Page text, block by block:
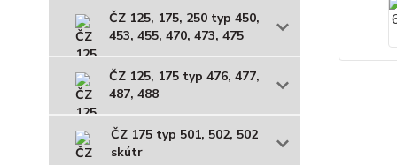
ČZ 125, 175, 250 typ 450,
453, 455, 470, 473, 475
ČZ 125, 175 typ 476, 477,
487, 488
ČZ 175 typ 501, 502, 502
skútr